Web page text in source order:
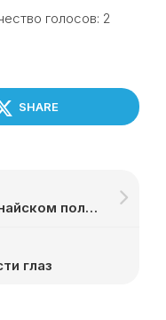
голосов: 2
SHARE
22 интересных факта о Синайском полуострове
глаз